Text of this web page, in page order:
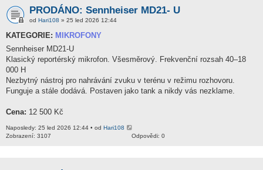
PRODÁNO: Sennheiser MD21- U
od Hari108 » 25 led 2026 12:44
KATEGORIE: MIKROFONY
Sennheiser MD21-U
Klasický reportérský mikrofon. Všesměrový. Frekvenční rozsah 40–18
000 H
Nezbytný nástroj pro nahrávání zvuku v terénu v režimu rozhovoru.
Funguje a stále dodává. Postaven jako tank a nikdy vás nezklame.
Cena: 12 500 Kč
Naposledy: 25 led 2026 12:44 • od Hari108
Odpovědi: 0
Zobrazení: 3107